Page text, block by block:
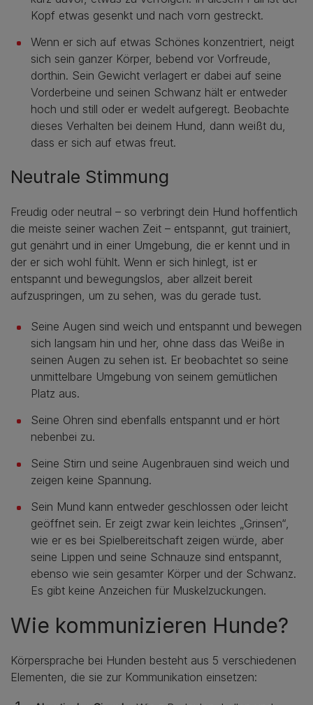
Kopf etwas gesenkt und nach vorn gestreckt.
Wenn er sich auf etwas Schönes konzentriert, neigt
sich sein ganzer Körper, bebend vor Vorfreude,
dorthin. Sein Gewicht verlagert er dabei auf seine
Vorderbeine und seinen Schwanz hält er entweder
hoch und still oder er wedelt aufgeregt. Beobachte
dieses Verhalten bei deinem Hund, dann weißt du,
dass er sich auf etwas freut.
Neutrale Stimmung
Freudig oder neutral – so verbringt dein Hund hoffentlich
die meiste seiner wachen Zeit – entspannt, gut trainiert,
gut genährt und in einer Umgebung, die er kennt und in
der er sich wohl fühlt. Wenn er sich hinlegt, ist er
entspannt und bewegungslos, aber allzeit bereit
aufzuspringen, um zu sehen, was du gerade tust.
Seine Augen sind weich und entspannt und bewegen
sich langsam hin und her, ohne dass das Weiße in
seinen Augen zu sehen ist. Er beobachtet so seine
unmittelbare Umgebung von seinem gemütlichen
Platz aus.
Seine Ohren sind ebenfalls entspannt und er hört
nebenbei zu.
Seine Stirn und seine Augenbrauen sind weich und
zeigen keine Spannung.
Sein Mund kann entweder geschlossen oder leicht
geöffnet sein. Er zeigt zwar kein leichtes „Grinsen“,
wie er es bei Spielbereitschaft zeigen würde, aber
seine Lippen und seine Schnauze sind entspannt,
ebenso wie sein gesamter Körper und der Schwanz.
Es gibt keine Anzeichen für Muskelzuckungen.
Wie kommunizieren Hunde?
Körpersprache bei Hunden besteht aus 5 verschiedenen
Elementen, die sie zur Kommunikation einsetzen: